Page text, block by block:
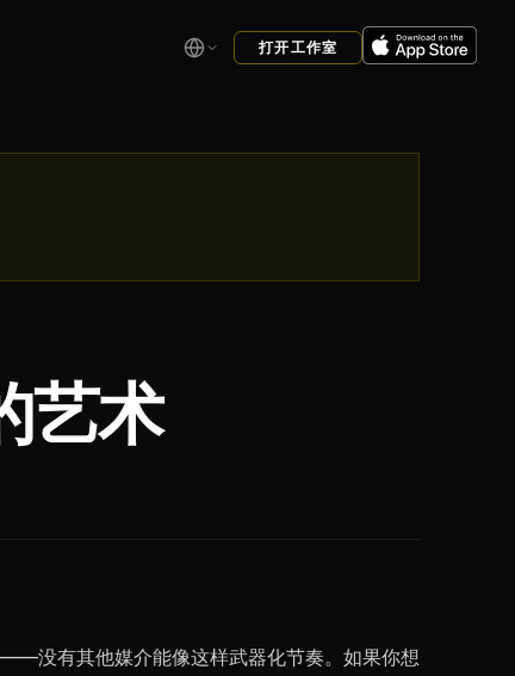
打开工作室
艺术
没有其他媒介能像这样武器化节奏。如果你想